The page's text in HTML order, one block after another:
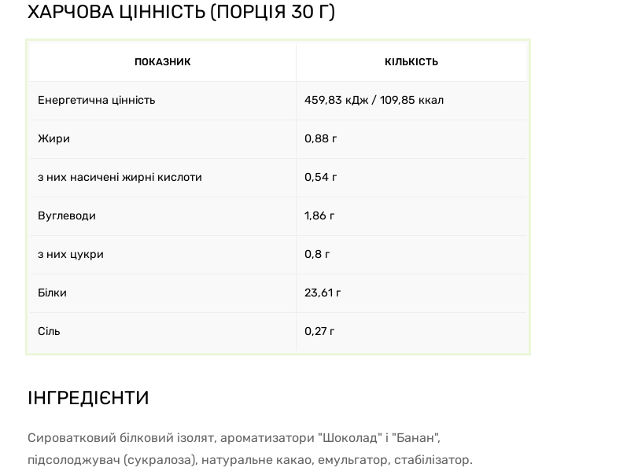
ХАРЧОВА ЦІННІСТЬ (ПОРЦІЯ 30 Г)
ПОКАЗНИК КІЛЬКІСТЬ
Енергетична цінність 459,83 кДж / 109,85 ккал
Жири 0,88 г
з них насичені жирні кислоти 0,54 г
Вуглеводи 1,86 г
з них цукри 0,8 г
Білки 23,61 г
Сіль 0,27 г
ІНГРЕДІЄНТИ
Сироватковий білковий ізолят, ароматизатори "Шоколад" і "Банан",
підсолоджувач (сукралоза), натуральне какао, емульгатор, стабілізатор.